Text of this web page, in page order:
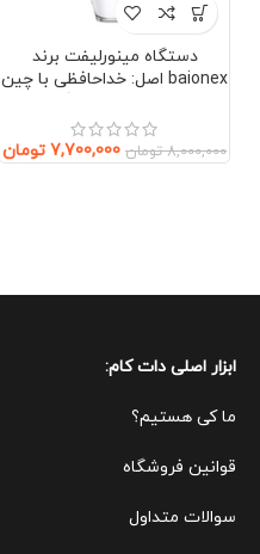
دستگاه مینورلیفت برند
baionex اصل: خداحافظی با چین
گردن)
8,000,000 تومان 7,700,000 تومان
ابزار اصلی دات کام:
ما کی هستیم؟
قوانین فروشگاه
سوالات متداول